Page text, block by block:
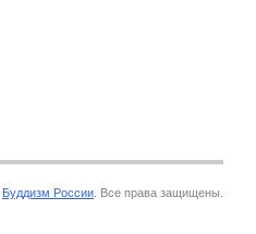
Буддизм России . Все права защищены.